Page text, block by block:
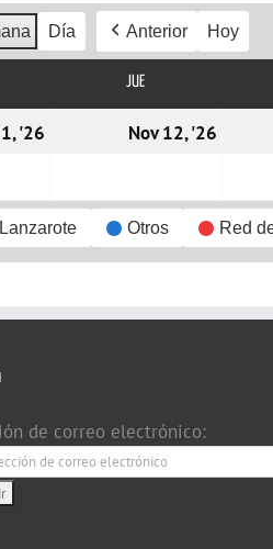
Día Anterior Hoy
JUEJUEVES
'26 11/11/2026Nov 12, '26 12/
Otros Red
de correo electrónico: